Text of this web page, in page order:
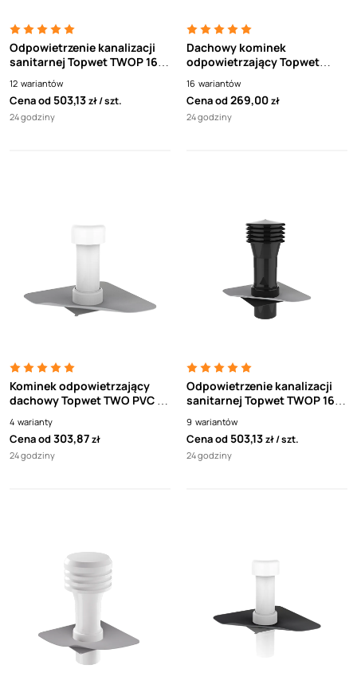
Odpowietrzenie kanalizacji
sanitarnej Topwet TWOP 160
BIT XL - kołnierz z papy
termozgrzewalnej
12 wariantów
Cena od 503,13zł szt.
24 godziny
Dachowy kominek
odpowietrzający Topwet
TWO BIT, kołnierz z papy
termozgrzewalnej, osłona
przeciwdeszczowa
16 wariantów
Cena od269,00zł
24 godziny
Kominek odpowietrzający
dachowy Topwet TWO PVC z
4 warianty
Cena od303,87zł
24 godziny
Odpowietrzenie kanalizacji
sanitarnej Topwet TWOP 160
PVC XL z kołnierzem z folii
PVC
9 wariantów
Cena od 503,13zł szt.
24 godziny